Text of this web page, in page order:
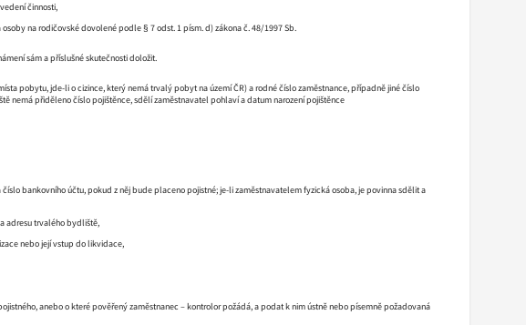
činnosti,
na rodičovské dovolené podle § 7 odst. 1 písm. d) zákona č. 48/1997 Sb.
sám a příslušné skutečnosti doložit.
pobytu, jde-li o cizince, který nemá trvalý pobyt na území ČR) a rodné číslo zaměstnance, případně jiné číslo
nemá přiděleno číslo pojištěnce, sdělí zaměstnavatel pohlaví a datum narození pojištěnce
bankovního účtu, pokud z něj bude placeno pojistné; je-li zaměstnavatelem fyzická osoba, je povinna sdělit a
adresu trvalého bydliště,
nebo její vstup do likvidace,
anebo o které pověřený zaměstnanec – kontrolor požádá, a podat k nim ústně nebo písemně požadovaná